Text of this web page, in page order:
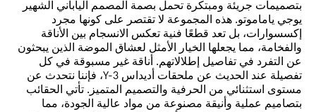
بتصميمات جريئة ومبتكرة تحمل بصمة المصمم الياباني الشهير
يوجي ياماموتو. هذه المجموعة لا تقتصر على كونها مجرد
إكسسوارات، بل تعد قطعًا فنية تعكس الانسجام بين الأناقة
والفخامة، مما يجعلها الخيار الأمثل لعشاق الموضة الذين يبحثون
عن التفرد في تفاصيل إطلالاتهم. أناقة غير مسبوقة في كل
تفصيلة عند الحديث عن ملحقات أديداس Y-3، فإننا نتحدث عن
مستوى استثنائي من الحرفية والتصميم المتميز. تأتي الحقائب
بتصاميم عملية وأنيقة مصنوعة من مواد عالية الجودة، مما